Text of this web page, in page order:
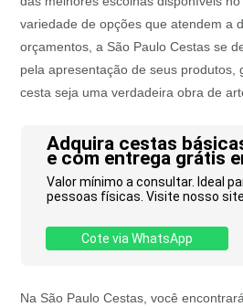
variedade de opções que atendem a
orçamentos, a São Paulo Cestas se
pela apresentação de seus produtos,
cesta seja uma verdadeira obra de
Adquira cestas
e com entrega grátis
Valor mínimo a consultar. Ideal
pessoas físicas. Visite nosso site
Cote via WhatsApp
Na São Paulo Cestas, você